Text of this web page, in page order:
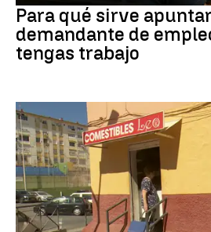
Para qué sirve
demandante de
tengas trabajo